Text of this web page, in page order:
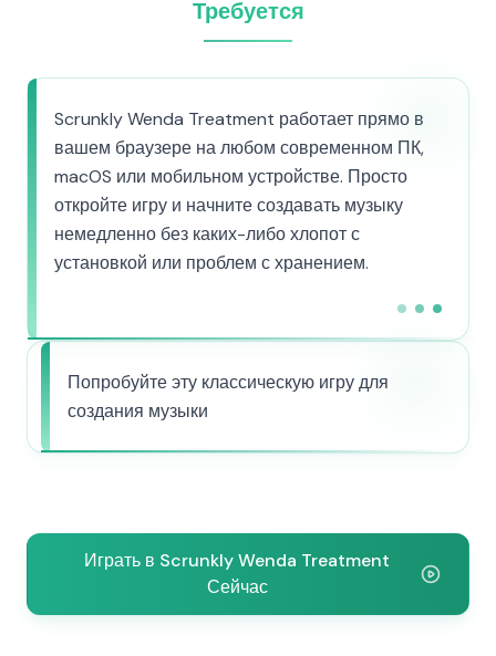
Требуется
Scrunkly Wenda Treatment работает прямо в
вашем браузере на любом современном ПК,
macOS или мобильном устройстве. Просто
откройте игру и начните создавать музыку
немедленно без каких-либо хлопот с
установкой или проблем с хранением.
Попробуйте эту классическую игру для
создания музыки
Играть в Scrunkly Wenda Treatment
Сейчас